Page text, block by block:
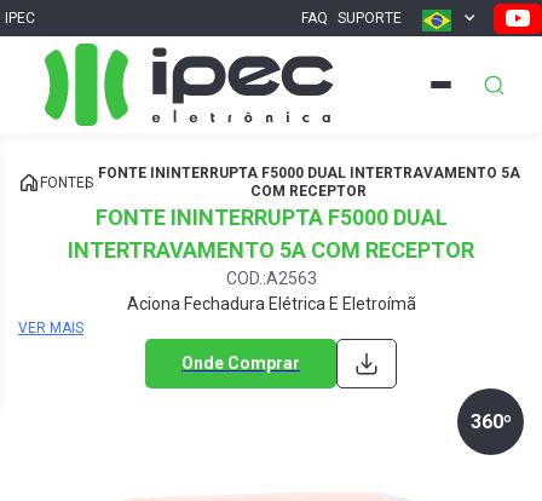
IPEC FAQ SUPORTE
FONTES
FONTE ININTERRUPTA F5000 DUAL INTERTRAVAMENTO 5A
COM RECEPTOR
FONTE ININTERRUPTA F5000 DUAL
INTERTRAVAMENTO 5A COM RECEPTOR
COD.:A2563
Aciona Fechadura Elétrica E Eletroímã
VER MAIS
Onde Comprar
360º